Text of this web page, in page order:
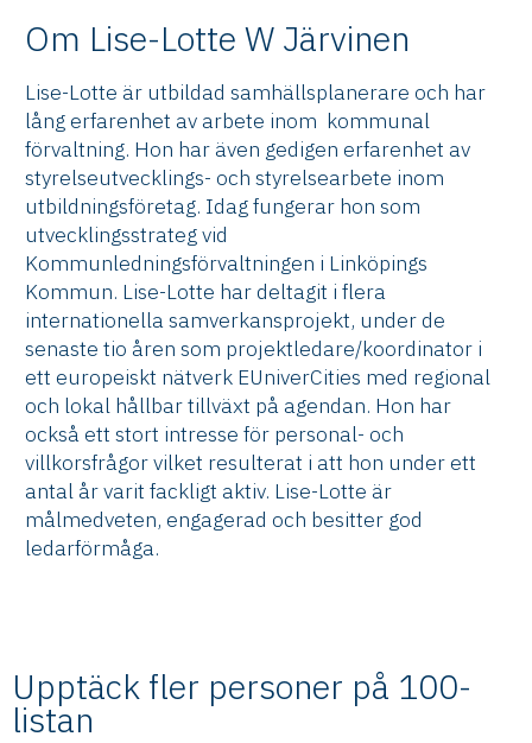
Om Lise-Lotte W Järvinen
Lise-Lotte är utbildad samhällsplanerare och har
lång erfarenhet av arbete inom kommunal
förvaltning. Hon har även gedigen erfarenhet av
styrelseutvecklings- och styrelsearbete inom
utbildningsföretag. Idag fungerar hon som
utvecklingsstrateg vid
Kommunledningsförvaltningen i Linköpings
Kommun. Lise-Lotte har deltagit i flera
internationella samverkansprojekt, under de
senaste tio åren som projektledare/koordinator i
ett europeiskt nätverk EUniverCities med regional
och lokal hållbar tillväxt på agendan. Hon har
också ett stort intresse för personal- och
villkorsfrågor vilket resulterat i att hon under ett
antal år varit fackligt aktiv. Lise-Lotte är
målmedveten, engagerad och besitter god
ledarförmåga.
Upptäck fler personer på 100-
listan